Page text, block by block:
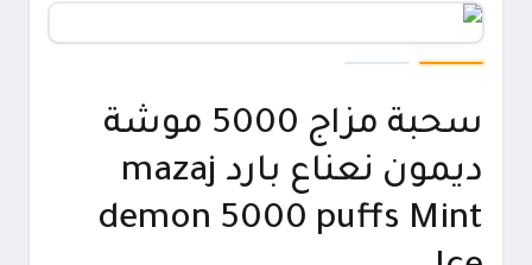
سحبة مزاج 5000 موشة
ديمون نعناع بارد mazaj
demon 5000 puffs Mint